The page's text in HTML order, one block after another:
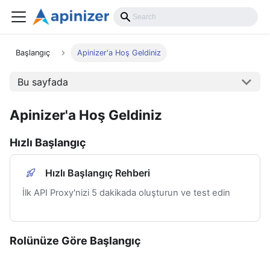
Başlangıç Apinizer'a Hoş Geldiniz
Bu sayfada
Apinizer'a Hoş Geldiniz
Hızlı Başlangıç
Hızlı Başlangıç Rehberi
İlk API Proxy'nizi 5 dakikada oluşturun ve test edin
Rolünüze Göre Başlangıç